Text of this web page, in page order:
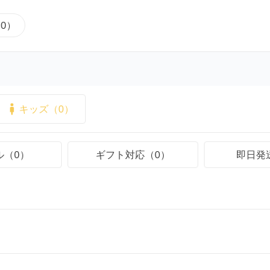
キッズ（0）
0） ギフト対応（0） 即日発